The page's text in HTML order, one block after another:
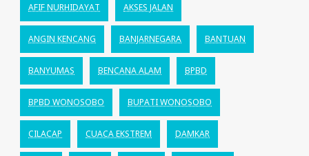
AFIF NURHIDAYAT AKSES JALAN
ANGIN KENCANG BANJARNEGARA BANTUAN
BANYUMAS BENCANA ALAM BPBD
BPBD WONOSOBO BUPATI WONOSOBO
CILACAP CUACA EKSTREM DAMKAR